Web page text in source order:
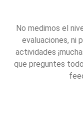
No medimos el
evaluaciones, ni
actividades
que preguntes